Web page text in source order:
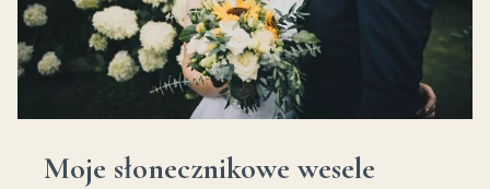
Moje słonecznikowe wesele